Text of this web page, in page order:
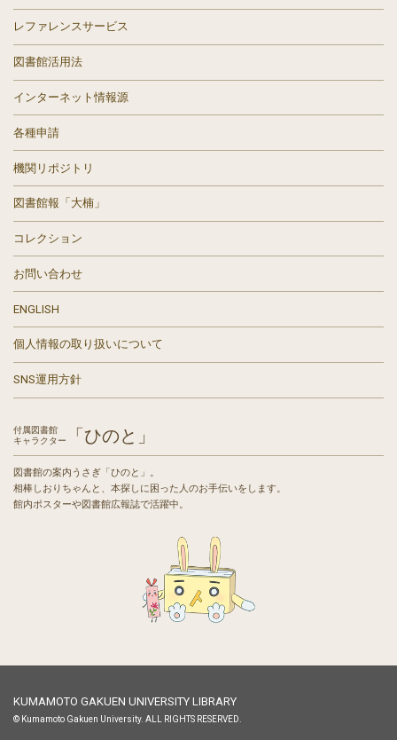
レファレンスサービス
図書館活用法
インターネット情報源
各種申請
機関リポジトリ
図書館報「大楠」
コレクション
お問い合わせ
ENGLISH
個人情報の取り扱いについて
SNS運用方針
付属図書館
キャラクター
「ひのと」
図書館の案内うさぎ「ひのと」。
相棒しおりちゃんと、本探しに困った人のお手伝いをします。
館内ポスターや図書館広報誌で活躍中。
KUMAMOTO GAKUEN UNIVERSITY LIBRARY
© Kumamoto Gakuen University. ALL RIGHTS RESERVED.